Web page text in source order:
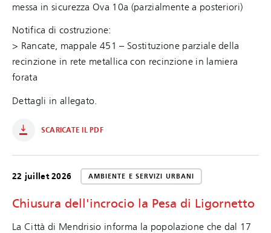
messa in sicurezza Ova 10a (parzialmente a posteriori)
Notifica di costruzione:
> Rancate, mappale 451 – Sostituzione parziale della
recinzione in rete metallica con recinzione in lamiera
forata
Dettagli in allegato.
SCARICATE IL PDF
22 juillet 2026 AMBIENTE E SERVIZI URBANI
Chiusura dell'incrocio la Pesa di Ligornetto
La Città di Mendrisio informa la popolazione che dal 17